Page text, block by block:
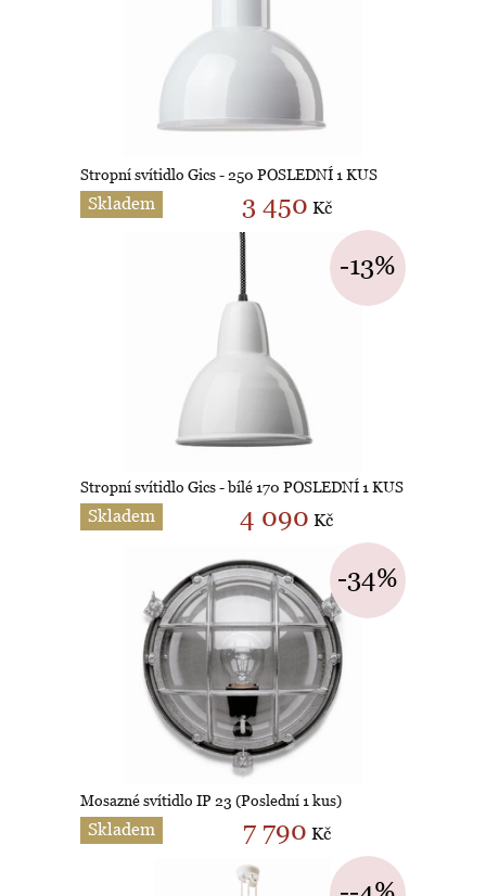
Stropní svítidlo Gics - 250 POSLEDNÍ 1 KUS
Skladem 3 450 Kč
-13%
Stropní svítidlo Gics - bílé 170 POSLEDNÍ 1 KUS
Skladem 4 090 Kč
-34%
Mosazné svítidlo IP 23 (Poslední 1 kus)
Skladem 7 790 Kč